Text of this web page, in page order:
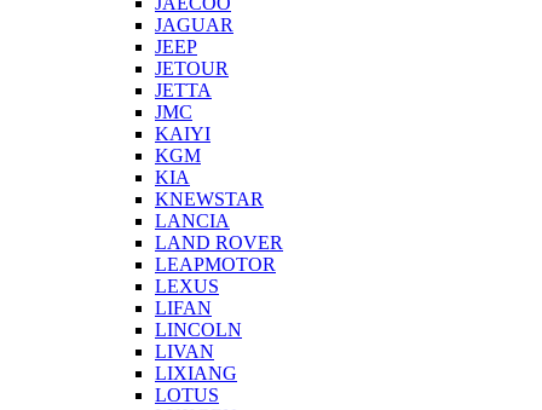
JAGUAR
JEEP
JETOUR
JETTA
JMC
KAIYI
KGM
KIA
KNEWSTAR
LANCIA
LAND ROVER
LEAPMOTOR
LEXUS
LIFAN
LINCOLN
LIVAN
LIXIANG
LOTUS